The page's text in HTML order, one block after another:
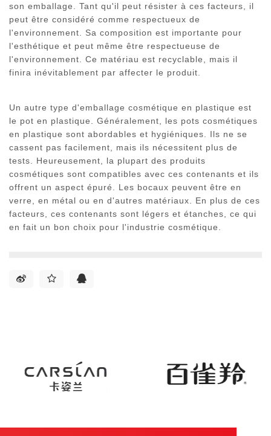
son emballage. Tant qu'il peut résister à ces facteurs, il
peut être considéré comme respectueux de
l'environnement. Sa composition est importante pour
l'esthétique et peut même être respectueuse de
l'environnement. Ce matériau est recyclable, mais il
finira inévitablement par affecter le produit.
Un autre type d'emballage cosmétique en plastique est
le pot en plastique. Généralement, les pots cosmétiques
en plastique sont abordables et hygiéniques. Ils ne se
cassent pas facilement, mais ils nécessitent plus de
tests. Heureusement, la plupart des produits
cosmétiques sont compatibles avec ces contenants et ils
offrent un aspect épuré. Les bocaux peuvent être en
verre, en métal ou en d'autres matériaux. En plus de ces
facteurs, ces contenants sont légers et étanches, ce qui
en fait un bon choix pour l'industrie cosmétique.